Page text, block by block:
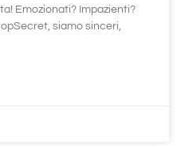
Emozionati? Impazienti?
siamo sinceri,